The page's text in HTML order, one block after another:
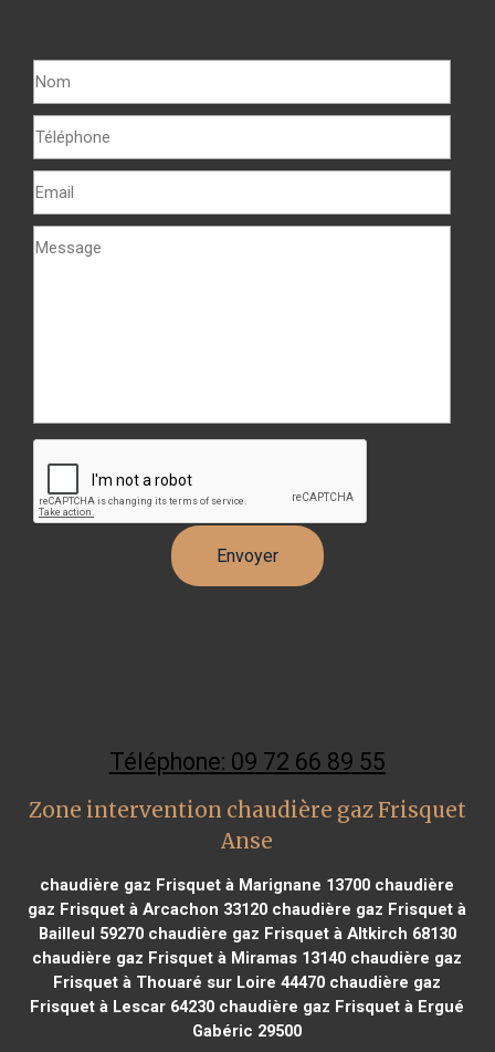
Téléphone: 09 72 66 89 55
Zone intervention chaudière gaz Frisquet
Anse
chaudière gaz Frisquet à Marignane 13700 chaudière
gaz Frisquet à Arcachon 33120 chaudière gaz Frisquet à
Bailleul 59270chaudière gaz Frisquet à Altkirch 68130
chaudière gaz Frisquet à Miramas 13140 chaudière gaz
Frisquet à Thouaré sur Loire 44470 chaudière gaz
Frisquet à Lescar 64230 chaudière gaz Frisquet à Ergué
Gabéric 29500